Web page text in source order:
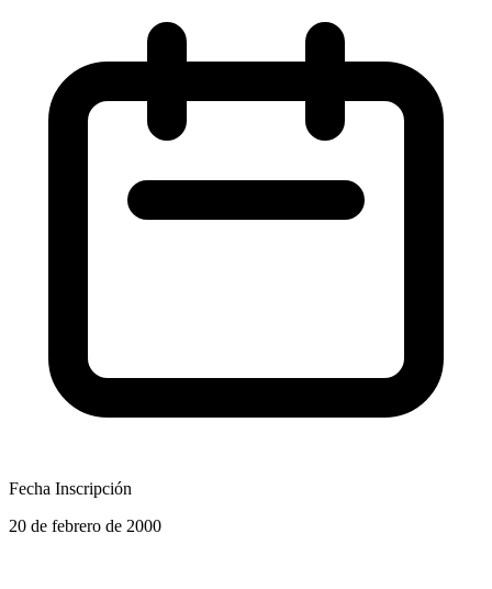
Fecha Inscripción
20 de febrero de 2000